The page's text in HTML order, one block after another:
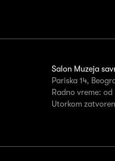
Salon Muzeja
Pariska 14,
Radno vreme:
Utorkom